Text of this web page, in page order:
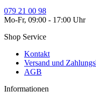
079 21 00 98
Mo-Fr, 09:00 - 17:00 Uhr
Shop Service
Kontakt
Versand und
AGB
Informationen